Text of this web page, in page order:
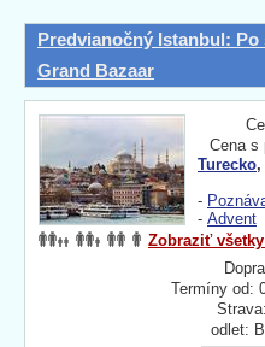
Predvianočný Istanbul:
Grand Bazaar
Cena s
Turecko,
-
- Advent
Zobraziť
Termíny od:
odlet: